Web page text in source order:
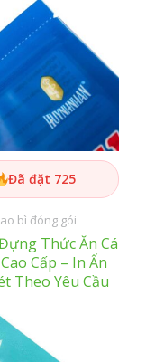
Đã đặt 725
bì đóng gói
Thức Ăn Cá
Cấp – In Ấn
Theo Yêu Cầu